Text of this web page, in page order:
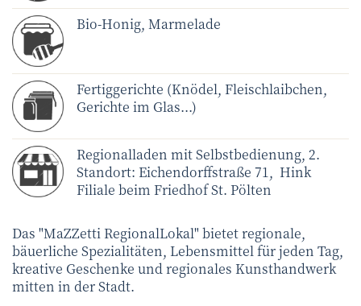
Bio-Honig, Marmelade
Fertiggerichte (Knödel, Fleischlaibchen,
Gerichte im Glas...)
Regionalladen mit Selbstbedienung, 2.
Standort: Eichendorffstraße 71, Hink
Filiale beim Friedhof St. Pölten
Das "MaZZetti RegionalLokal" bietet regionale,
bäuerliche Spezialitäten, Lebensmittel für jeden Tag,
kreative Geschenke und regionales Kunsthandwerk
mitten in der Stadt.